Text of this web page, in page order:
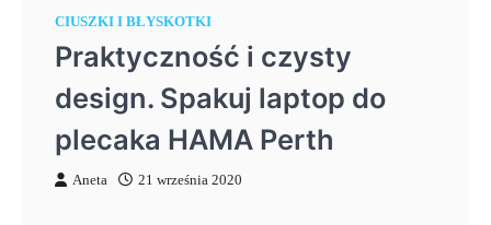
CIUSZKI I BŁYSKOTKI
Praktyczność i czysty
design. Spakuj laptop do
plecaka HAMA Perth
Aneta 21 września 2020